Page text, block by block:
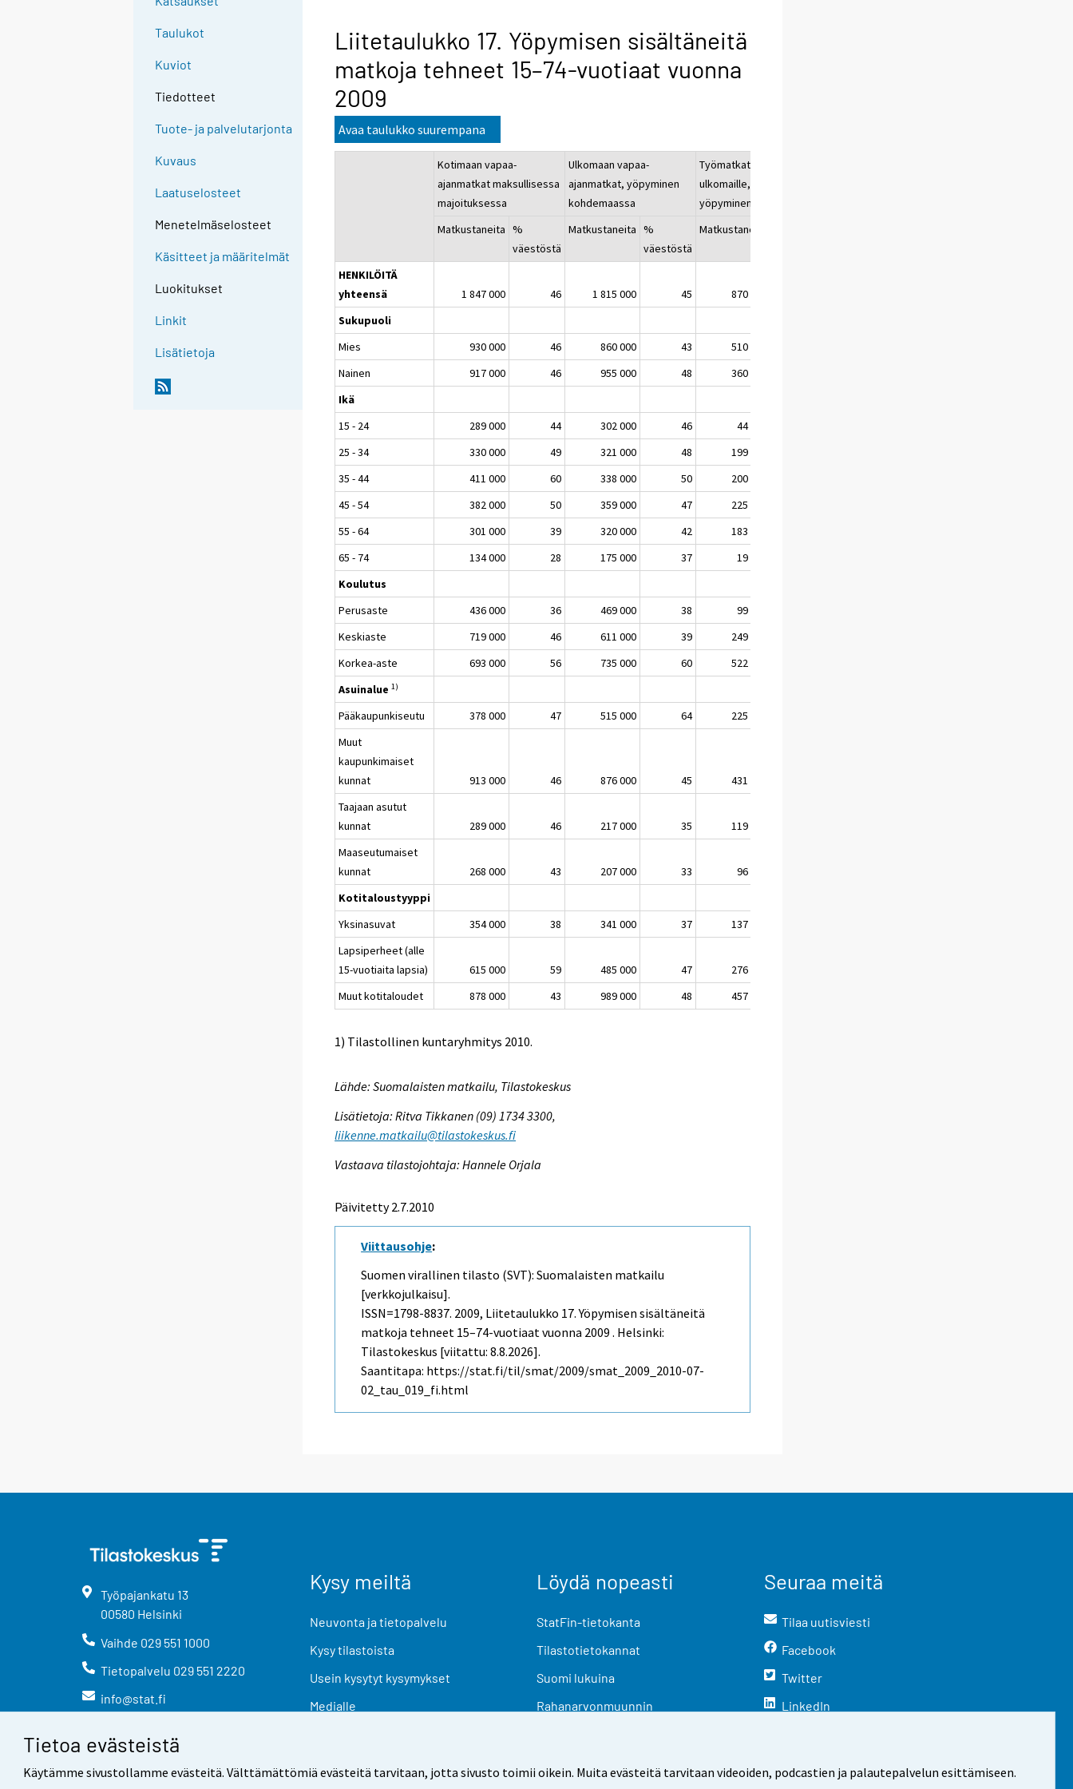
Tietoa evästeistä
Käytämme sivustollamme evästeitä. Välttämättömiä evästeitä tarvitaan, jotta sivusto toimii oikein. Muita evästeitä tarvitaan videoiden, podcastien ja palautepalvelun esittämiseen.
Taulukot
Kuviot
Tiedotteet
Tuote- ja palvelutarjonta
Kuvaus
Laatuselosteet
Menetelmäselosteet
Käsitteet ja määritelmät
Luokitukset
Linkit
Lisätietoja
Liitetaulukko 17. Yöpymisen sisältäneitä
matkoja tehneet 15–74-vuotiaat vuonna
2009
Avaa taulukko suurempana
Kotimaan vapaa-
ajanmatkat maksullisessa
majoituksessa
Ulkomaan vapaa-
ajanmatkat, yöpyminen
kohdemaassa
Työmatkat kotimaassa tai
ulkomaille,
yöpyminen kohteessa
Matkustaneita %
väestöstä
Matkustaneita %
väestöstä
Matkustaneita
HENKILÖITÄ
yhteensä
1 847 000 46 1 815 000 45 870 000
Sukupuoli
Mies
930 000 46 860 000 43 510 000
Nainen
917 000 46 955 000 48 360 000
Ikä
15 - 24
289 000 44 302 000 46 44 000
25 - 34
330 000 49 321 000 48 199 000
35 - 44
411 000 60 338 000 50 200 000
45 - 54
382 000 50 359 000 47 225 000
55 - 64
301 000 39 320 000 42 183 000
65 - 74
134 000 28 175 000 37 19 000
Koulutus
Perusaste
436 000 36 469 000 38 99 000
Keskiaste
719 000 46 611 000 39 249 000
Korkea-aste
693 000 56 735 000 60 522 000
Asuinalue 1)
Pääkaupunkiseutu 378 000 47 515 000 64 225 000
Muut
kaupunkimaiset
kunnat
913 000 46 876 000 45 431 000
Taajaan asutut
kunnat
289 000 46 217 000 35 119 000
Maaseutumaiset
kunnat
268 000 43 207 000 33 96 000
Kotitaloustyyppi
Yksinasuvat
354 000 38 341 000 37 137 000
Lapsiperheet (alle
15-vuotiaita lapsia)
615 000 59 485 000 47 276 000
Muut kotitaloudet
878 000 43 989 000 48 457 000
1) Tilastollinen kuntaryhmitys 2010.
Lähde: Suomalaisten matkailu, Tilastokeskus
Lisätietoja: Ritva Tikkanen (09) 1734 3300,
liikenne.matkailu@tilastokeskus.fi
Vastaava tilastojohtaja: Hannele Orjala
Päivitetty 2.7.2010
Viittausohje:
Suomen virallinen tilasto (SVT): Suomalaisten matkailu
[verkkojulkaisu].
ISSN=1798-8837. 2009, Liitetaulukko 17. Yöpymisen sisältäneitä
matkoja tehneet 15–74-vuotiaat vuonna 2009 . Helsinki:
Tilastokeskus [viitattu: 8.8.2026].
Saantitapa: https://stat.fi/til/smat/2009/smat_2009_2010-07-
02_tau_019_fi.html
Työpajankatu 13
00580 Helsinki
Vaihde 029 551 1000
Tietopalvelu 029 551 2220
info@stat.fi
Kysy meiltä
Neuvonta ja tietopalvelu
Kysy tilastoista
Usein kysytyt kysymykset
Medialle
Löydä nopeasti
StatFin-tietokanta
Tilastotietokannat
Suomi lukuina
Rahanarvonmuunnin
Seuraa meitä
Tilaa uutisviesti
Facebook
Twitter
LinkedIn